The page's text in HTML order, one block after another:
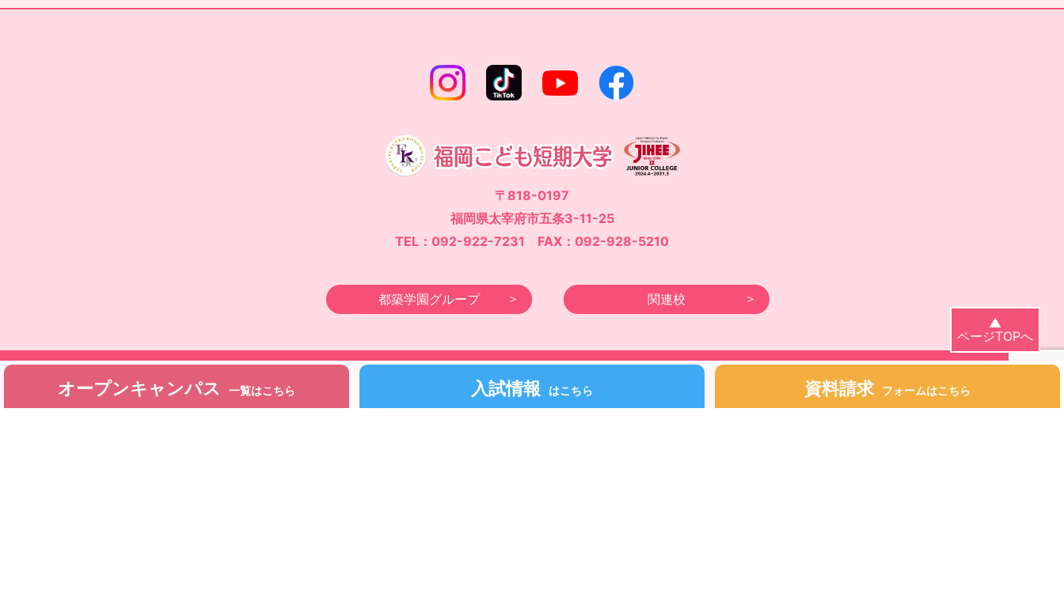
オープンキャンパス 一覧はこちら 入試情報 はこちら 資料請求 フォームはこちら
▲
ページTOPへ
〒818-0197
福岡県太宰府市五条3-11-25
TEL：092-922-7231 FAX：092-928-5210
都築学園グループ 関連校
©Fukuoka Kodomo Junior College 都築学園.All rights reserved.